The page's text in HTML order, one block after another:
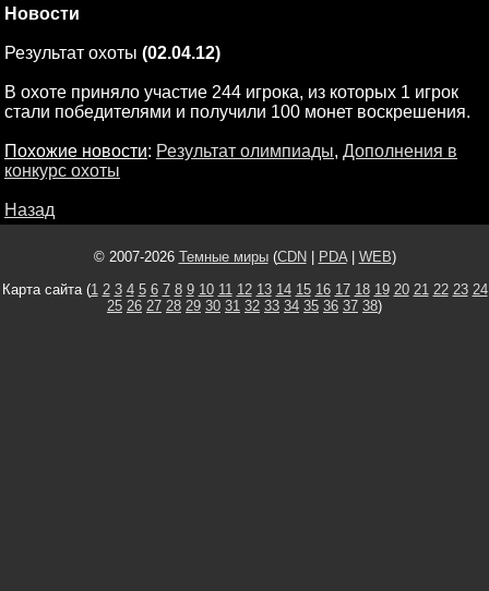
Новости
Результат охоты (02.04.12)
В охоте приняло участие 244 игрока, из которых 1 игрок
стали победителями и получили 100 монет воскрешения.
Похожие новости: Результат олимпиады, Дополнения в
конкурс охоты
Назад
© 2007-2026 Темные миры(CDN PDA| WEB)
Карта сайта (1 2 3 4 5 6 7 8 9 10 11 12 13 14 15 16 17 18 19 20 21 22 23 24
25 26 27 28 29 30 31 32 33 34 35 36 37 38)